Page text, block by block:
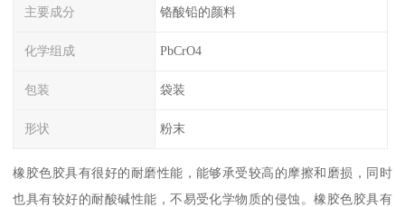
主要成分 铬酸铅的颜料
化学组成 PbCrO4
包装 袋装
形状 粉末
橡胶色胶具有很好的耐磨性能，能够承受较高的摩擦和磨损，同时
也具有较好的耐酸碱性能，不易受化学物质的侵蚀。橡胶色胶具有